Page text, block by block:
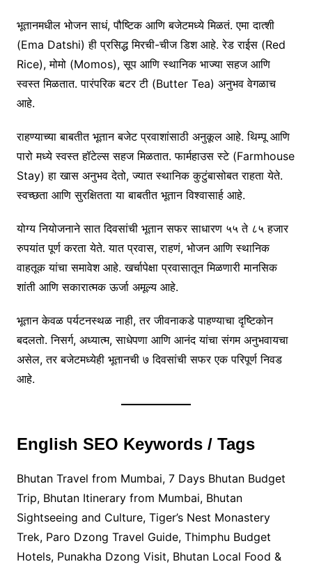
भूतानमधील भोजन साधं, पौष्टिक आणि बजेटमध्ये मिळतं. एमा दात्शी
(Ema Datshi) ही प्रसिद्ध मिरची-चीज डिश आहे. रेड राईस (Red
Rice), मोमो (Momos), सूप आणि स्थानिक भाज्या सहज आणि
स्वस्त मिळतात. पारंपरिक बटर टी (Butter Tea) अनुभव वेगळाच
आहे.
राहण्याच्या बाबतीत भूतान बजेट प्रवाशांसाठी अनुकूल आहे. थिम्पू आणि
पारो मध्ये स्वस्त हॉटेल्स सहज मिळतात. फार्महाउस स्टे (Farmhouse
Stay) हा खास अनुभव देतो, ज्यात स्थानिक कुटुंबासोबत राहता येते.
स्वच्छता आणि सुरक्षितता या बाबतीत भूतान विश्वासार्ह आहे.
योग्य नियोजनाने सात दिवसांची भूतान सफर साधारण ५५ ते ८५ हजार
रुपयांत पूर्ण करता येते. यात प्रवास, राहणं, भोजन आणि स्थानिक
वाहतूक यांचा समावेश आहे. खर्चापेक्षा प्रवासातून मिळणारी मानसिक
शांती आणि सकारात्मक ऊर्जा अमूल्य आहे.
भूतान केवळ पर्यटनस्थळ नाही, तर जीवनाकडे पाहण्याचा दृष्टिकोन
बदलतो. निसर्ग, अध्यात्म, साधेपणा आणि आनंद यांचा संगम अनुभवायचा
असेल, तर बजेटमध्येही भूतानची ७ दिवसांची सफर एक परिपूर्ण निवड
आहे.
English SEO Keywords / Tags
Bhutan Travel from Mumbai, 7 Days Bhutan Budget
Trip, Bhutan Itinerary from Mumbai, Bhutan
Sightseeing and Culture, Tiger’s Nest Monastery
Trek, Paro Dzong Travel Guide, Thimphu Budget
Hotels, Punakha Dzong Visit, Bhutan Local Food &